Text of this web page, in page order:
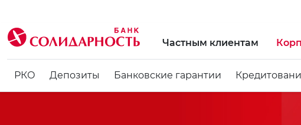
Частным клиентам
РКО Депозиты Банковские гарантии